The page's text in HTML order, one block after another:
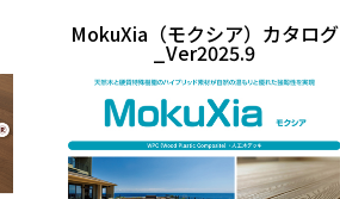
MokuXia（モクシア）カタログ
_Ver2025.9